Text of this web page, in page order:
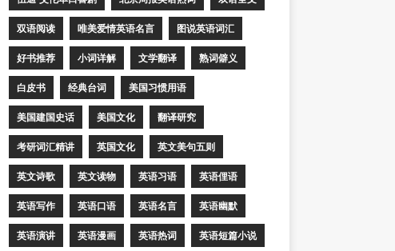
双语阅读 唯美爱情英语名言 图说英语词汇
好书推荐 小词详解 文学翻译 熟词僻义
白皮书 经典台词 美国习惯用语
美国建国史话 美国文化 翻译研究
考研词汇精讲 英国文化 英文美句五则
英文诗歌 英文读物 英语习语 英语俚语
英语写作 英语口语 英语名言 英语幽默
英语演讲 英语漫画 英语热词 英语短篇小说